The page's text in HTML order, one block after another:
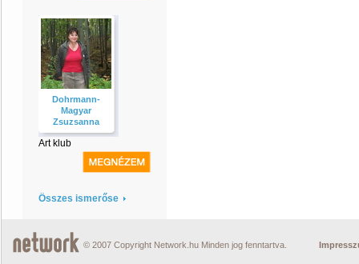
Dohrmann-
Magyar
Zsuzsanna
Art klub
Összes ismerőse
© 2007 Copyright Network.hu Minden jog fenntartva.